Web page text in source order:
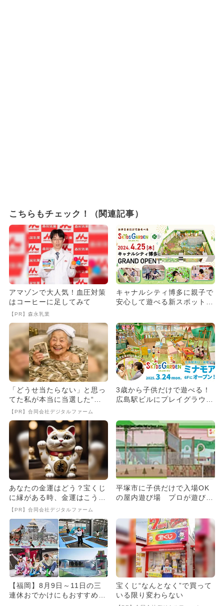
こちらもチェック！（関連記事）
アマゾンで大人気！血圧対策
はコーヒーに足してみて
【PR】森永乳業
キャナルシティ博多に親子で
安心して遊べる新スポット
「どうせ当たらない」と思っ
てた私が本当に当選した“買
い方”がこれ
【PR】合同会社デジタルファーム
3歳から子供だけで遊べる！
広島駅ビルにプレイグラウン
P...
あなたの金運はどう？宝くじ
に縁がある時、金運はこう変
わる
【PR】合同会社デジタルファーム
平塚市に子供だけで入場OK
の屋内遊び場 プロが遊びを
【福岡】8月9日～11日の三
連休おでかけにもおすすめ！
宝くじ“なんとなく”で買って
いる限り変わらない